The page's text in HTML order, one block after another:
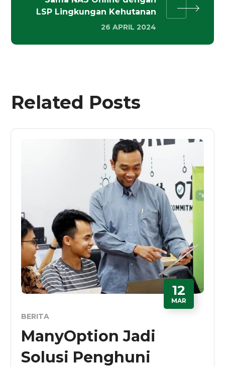
LSP Lingkungan Kehutanan
26 APRIL 2024
Related Posts
12
MAR
BERITA
ManyOption Jadi
Solusi Penghuni